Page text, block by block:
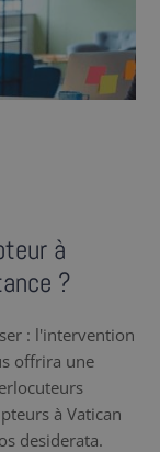
à
?
: l'intervention
offrira une
à Vatican
desiderata.